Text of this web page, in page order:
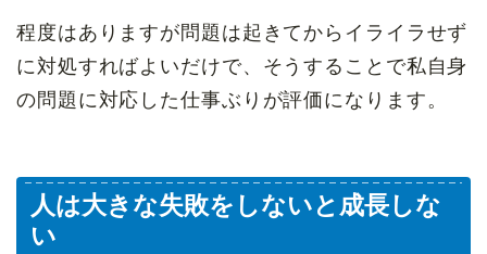
程度はありますが問題は起きてからイライラせず
に対処すればよいだけで、そうすることで私自身
の問題に対応した仕事ぶりが評価になります。
人は大きな失敗をしないと成長しな
い